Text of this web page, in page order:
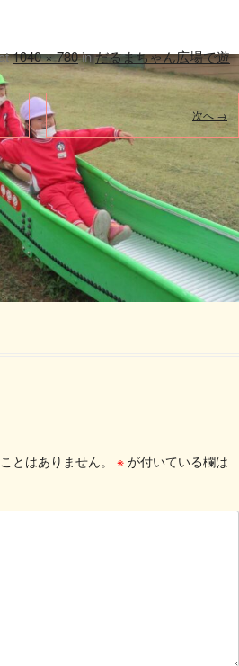
1040 × 780inだるまちゃん広場で遊
次へ →
とはありません。
※ が付いている欄は